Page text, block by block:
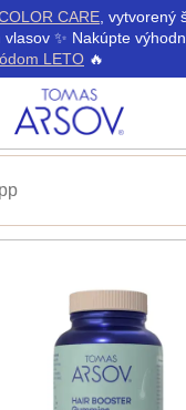
CARE, vytvorený
✨ Nakúpte
LETO 🔥
doplnky HAIR